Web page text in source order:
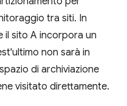
tra siti. In
il sito A incorpora un
non sarà in
di archiviazione
visitato direttamente.